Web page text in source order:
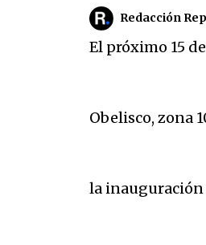
Redacción
El próximo 15
Obelisco, zona
la inauguración